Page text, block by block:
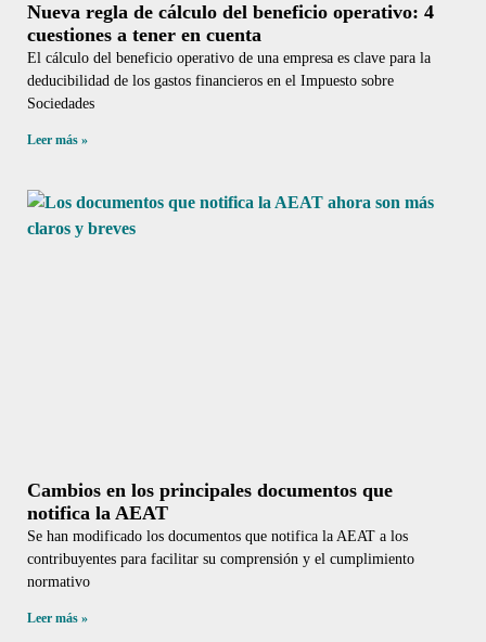
Nueva regla de cálculo del beneficio operativo: 4
cuestiones a tener en cuenta
El cálculo del beneficio operativo de una empresa es clave para la
deducibilidad de los gastos financieros en el Impuesto sobre
Sociedades
Leer más »
Cambios en los principales documentos que
notifica la AEAT
Se han modificado los documentos que notifica la AEAT a los
contribuyentes para facilitar su comprensión y el cumplimiento
normativo
Leer más »